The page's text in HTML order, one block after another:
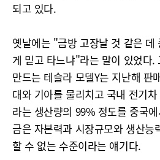
되고 있다.
옛날에는 "금방 고장날 것 같은 데
게 믿고 타느냐"라는 말이 있었다.
만드는 테슬라 모델Y는 지난해 판
대와 기아를 물리치고 국내 전기
라는 생산량의 99% 정도를 중국
금은 자본력과 시장규모와 생산능
할 수 없는 수준이라는 얘기다.